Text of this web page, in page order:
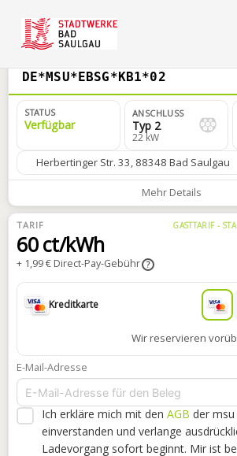
DE*MSU*EBSG*KB1*02
STATUS
Verfügbar
ANSCHLUSS
Typ 2
22 kW
Herbertinger Str. 33, 88348 Bad Saulgau
Mehr Details
TARIF GASTTARIF -
60 ct/kWh
+ 1,99 € Direct-Pay-Gebühr ?
Kreditkarte
Wir reservieren
E-Mail-Adresse
Ich erkläre mich mit den AGB der
einverstanden und verlange
Ladevorgang sofort beginnt. Mir ist